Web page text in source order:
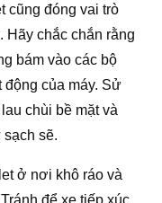
cũng đóng vai trò
Hãy chắc chắn rằng
bám vào các bộ
động của máy. Sử
chùi bề mặt và
sẽ.
ở nơi khô ráo và
để xe tiếp xúc